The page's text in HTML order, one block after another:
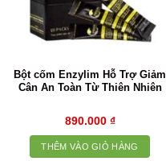
Bột cốm Enzylim Hỗ Trợ Giảm
Cân An Toàn Từ Thiên Nhiên
890.000 ₫
THÊM VÀO GIỎ HÀNG